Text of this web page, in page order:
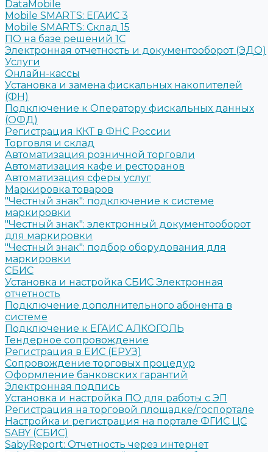
DataMobile
Mobile SMARTS: ЕГАИС 3
Mobile SMARTS: Склад 15
ПО на базе решений 1С
Электронная отчетность и документооборот (ЭДО)
Услуги
Онлайн-кассы
Установка и замена фискальных накопителей
(ФН)
Подключение к Оператору фискальных данных
(ОФД)
Регистрация ККТ в ФНС России
Торговля и склад
Автоматизация розничной торговли
Автоматизация кафе и ресторанов
Автоматизация сферы услуг
Маркировка товаров
"Честный знак": подключение к системе
маркировки
"Честный знак": электронный документооборот
для маркировки
"Честный знак": подбор оборудования для
маркировки
СБИС
Установка и настройка СБИС Электронная
отчетность
Подключение дополнительного абонента в
системе
Подключение к ЕГАИС АЛКОГОЛЬ
Тендерное сопровождение
Регистрация в ЕИС (ЕРУЗ)
Сопровождение торговых процедур
Оформление банковских гарантий
Электронная подпись
Установка и настройка ПО для работы с ЭП
Регистрация на торговой площадке/госпортале
Настройка и регистрация на портале ФГИС ЦС
SABY (СБИС)
SabyReport: Отчетность через интернет